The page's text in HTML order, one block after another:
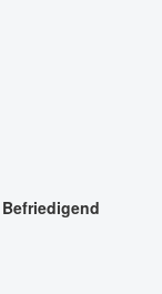
Befriedigend